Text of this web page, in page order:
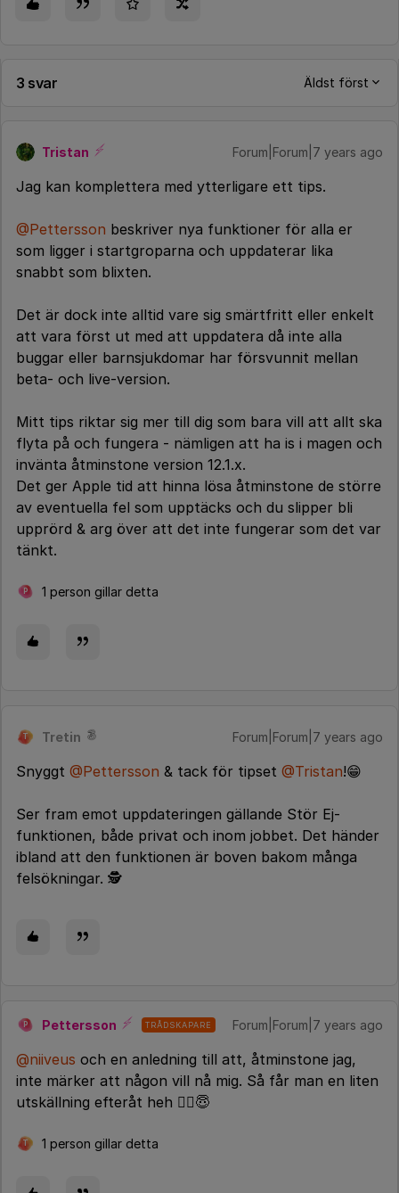
3 svar Äldst först
Tristan Forum|Forum|7 years ago
Jag kan komplettera med ytterligare ett tips.
@Pettersson beskriver nya funktioner för alla er
som ligger i startgroparna och uppdaterar lika
snabbt som blixten.
Det är dock inte alltid vare sig smärtfritt eller enkelt
att vara först ut med att uppdatera då inte alla
buggar eller barnsjukdomar har försvunnit mellan
beta- och live-version.
Mitt tips riktar sig mer till dig som bara vill att allt ska
flyta på och fungera - nämligen att ha is i magen och
invänta åtminstone version 12.1.x.
Det ger Apple tid att hinna lösa åtminstone de större
av eventuella fel som upptäcks och du slipper bli
upprörd & arg över att det inte fungerar som det var
tänkt.
P 1 person gillar detta
T Tretin Forum|Forum|7 years ago
Snyggt @Pettersson & tack för tipset @Tristan!😁
Ser fram emot uppdateringen gällande Stör Ej-
funktionen, både privat och inom jobbet. Det händer
ibland att den funktionen är boven bakom många
felsökningar. 🕵️
P Pettersson TRÅDSKAPARE Forum|Forum|7 years ago
@niiveus och en anledning till att, åtminstone jag,
inte märker att någon vill nå mig. Så får man en liten
utskällning efteråt heh 🤷‍♂️😇
T 1 person gillar detta